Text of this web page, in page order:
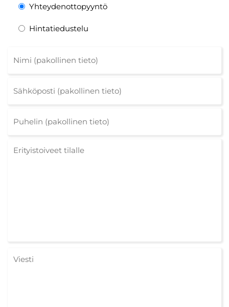
Yhteydenottopyyntö
Hintatiedustelu